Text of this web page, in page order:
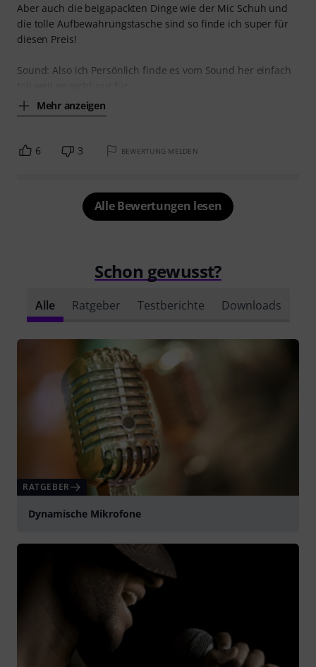
Aber auch die beigapackten Dinge wie der Mic Schuh und
die tolle Aufbewahrungstasche sind so finde ich super für
diesen Preis!
Sound: Also ich Persönlich finde es vom Sound her einfach
Mehr anzeigen
6 3 BEWERTUNG MELDEN
Alle Bewertungen lesen
Schon gewusst?
Alle Ratgeber Testberichte Downloads
RATGEBER
Dynamische Mikrofone